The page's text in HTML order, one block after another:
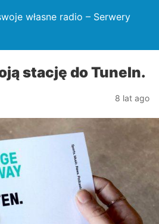
własne radio – Serwery
stację do TuneIn.
8 lat ago